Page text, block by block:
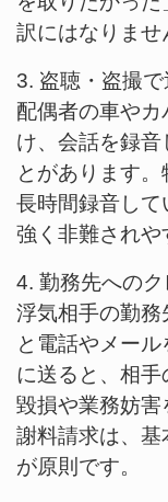
訳にはなりませ
3. 盗聴・盗撮
配偶者の車や
け、会話を録音
とがあります
長時間録音して
強く非難されや
4. 勤務先への
浮気相手の勤務
と電話やメー
に送ると、相
毀損や業務妨
謝料請求は、
が原則です。